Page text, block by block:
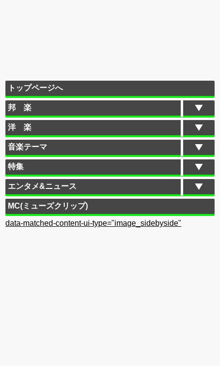
トップページへ
邦 楽
洋 楽
音楽テーマ
特集
エンタメ&ニュース
MC(ミューズクリップ)
data-matched-content-ui-type="image_sidebyside"